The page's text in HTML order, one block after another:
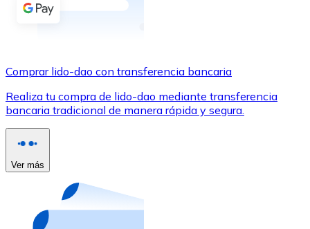
Transferencia SEPA
Utiliza tarjetas Visa y Mastercard para comprar
Comprar con tarjeta
Compra tarjetas regalo de tus marcas favoritas con
Comprar lido-dao con transferencia bancaria
Realiza tu compra de lido-dao mediante transferencia
bancaria tradicional de manera rápida y segura.
Ver más